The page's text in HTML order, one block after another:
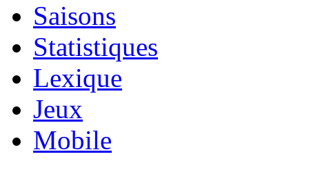
Saisons
Statistiques
Lexique
Jeux
Mobile